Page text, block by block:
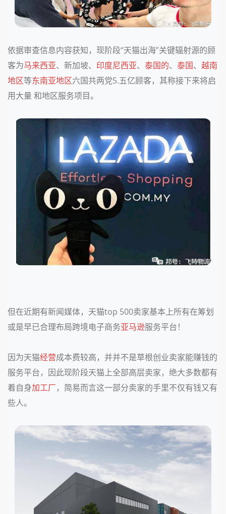
依据审查信息内容获知，现阶段“天猫出海”关键辐射源的顾
客为马来西亚、新加坡、 印度尼西亚、 泰国的、 泰国、 越南
地区等东南亚地区六国共两党5.五亿顾客，其称接下来将启
用大量 和地区服务项目。
但在近期有新闻媒体，天猫top 500卖家基本上所有在筹划
或是早已合理布局跨境电子商务亚马逊服务平台！
因为天猫经营成本费较高，并并不是草根创业卖家能赚钱的
服务平台，因此现阶段天猫上全部高层卖家，绝大多数都有
着自身加工厂，简易而言这一部分卖家的手里不仅有钱又有
些人。